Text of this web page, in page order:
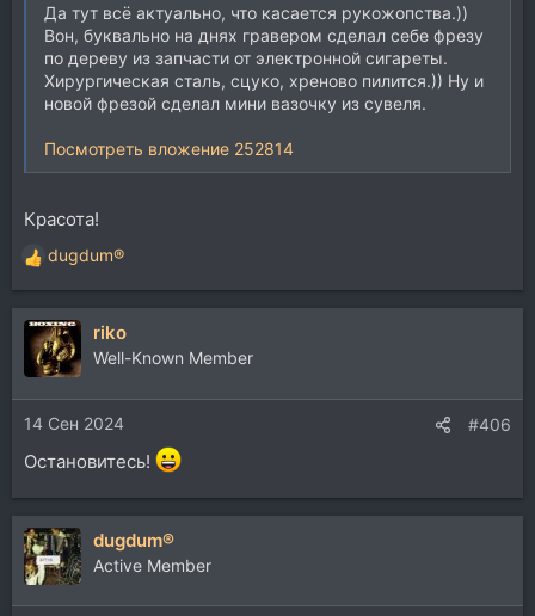
Да тут всё актуально, что касается рукожопства.))
Вон, буквально на днях гравером сделал себе фрезу
по дереву из запчасти от электронной сигареты.
Хирургическая сталь, сцуко, хреново пилится.)) Ну и
новой фрезой сделал мини вазочку из сувеля.
Посмотреть вложение 252814
Красота!
Р
е
а
к
ц
и
и
:
dugdum®
riko
Well-Known Member
14 Сен 2024 #406
Остановитесь!
dugdum®
Active Member